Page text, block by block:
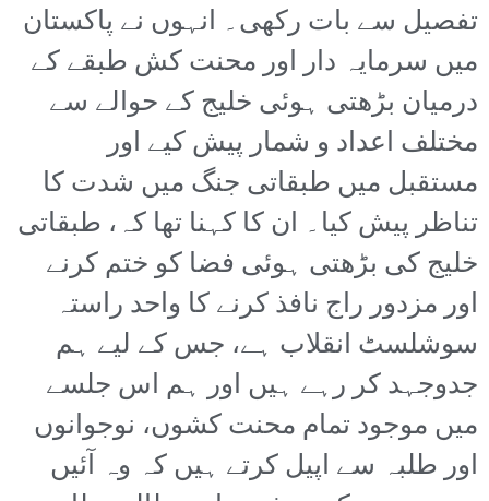
تفصیل سے بات رکھی۔ انہوں نے پاکستان
میں سرمایہ دار اور محنت کش طبقے کے
درمیان بڑھتی ہوئی خلیج کے حوالے سے
مختلف اعداد و شمار پیش کیے اور
مستقبل میں طبقاتی جنگ میں شدت کا
تناظر پیش کیا۔ ان کا کہنا تھا کہ، طبقاتی
خلیج کی بڑھتی ہوئی فضا کو ختم کرنے
اور مزدور راج نافذ کرنے کا واحد راستہ
سوشلسٹ انقلاب ہے، جس کے لیے ہم
جدوجہد کر رہے ہیں اور ہم اس جلسے
میں موجود تمام محنت کشوں، نوجوانوں
اور طلبہ سے اپیل کرتے ہیں کہ وہ آئیں